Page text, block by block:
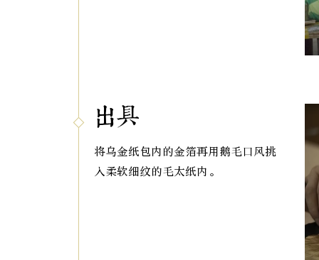
出具
将乌金纸包内的金箔再用鹅毛口风挑
入柔软细纹的毛太纸内。